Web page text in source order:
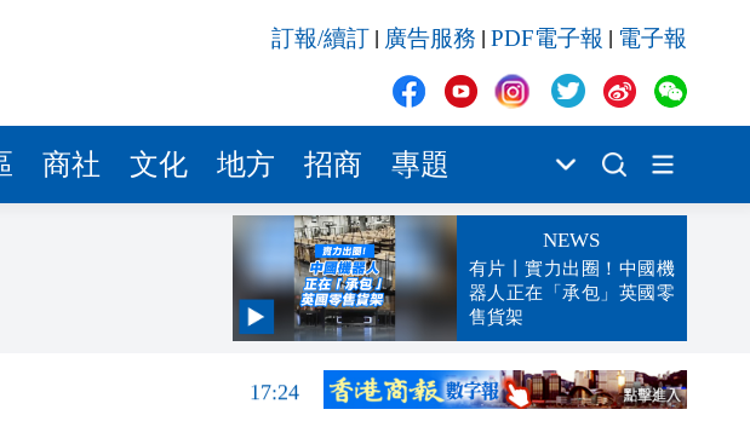
訂報/續訂 廣告服務 PDF電子報 電子報
商社 文化 地方 招商 專題
NEWS
有片丨實力出圈！中國機
器人正在「承包」英國零
售貨架
17:56
17:24